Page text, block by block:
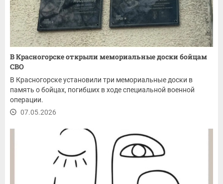
В Красногорске открыли мемориальные доски бойцам
СВО
В Красногорске установили три мемориальные доски в
память о бойцах, погибших в ходе специальной военной
операции.
07.05.2026